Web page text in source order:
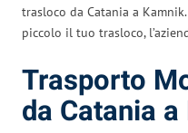
trasloco da Catania a
piccolo il tuo trasloco,
Trasporto
da Catania